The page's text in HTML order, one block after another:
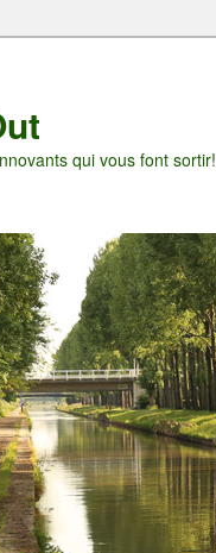
qui vous font sortir!